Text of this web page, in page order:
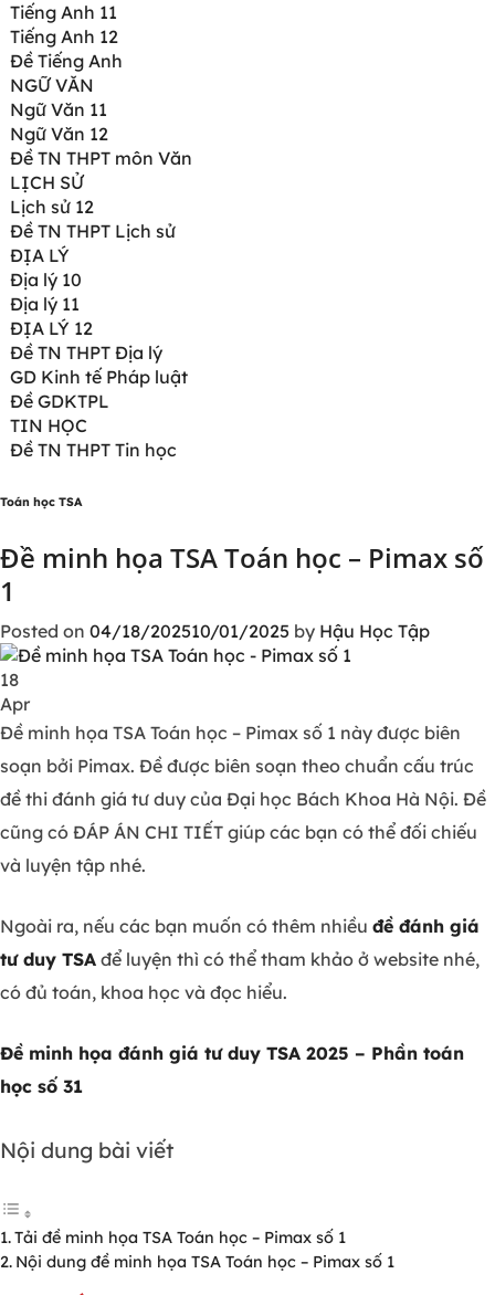
Tiếng Anh 11
Tiếng Anh 12
Đề Tiếng Anh
NGỮ VĂN
Ngữ Văn 11
Ngữ Văn 12
Đề TN THPT môn Văn
LỊCH SỬ
Lịch sử 12
Đề TN THPT Lịch sử
ĐỊA LÝ
Địa lý 10
Địa lý 11
ĐỊA LÝ 12
Đề TN THPT Địa lý
GD Kinh tế Pháp luật
Đề GDKTPL
TIN HỌC
Đề TN THPT Tin học
Toán học TSA
Đề minh họa TSA Toán học – Pimax số
1
Posted on 04/18/202510/01/2025 by Hậu Học Tập
18
Apr
Đề minh họa TSA Toán học – Pimax số 1 này được biên
soạn bởi Pimax. Đề được biên soạn theo chuẩn cấu trúc
đề thi đánh giá tư duy của Đại học Bách Khoa Hà Nội. Đề
cũng có ĐÁP ÁN CHI TIẾT giúp các bạn có thể đối chiếu
và luyện tập nhé.
Ngoài ra, nếu các bạn muốn có thêm nhiều đề đánh giá
tư duy TSA để luyện thì có thể tham khảo ở website nhé,
có đủ toán, khoa học và đọc hiểu.
Đề minh họa đánh giá tư duy TSA 2025 – Phần toán
học số 31
Nội dung bài viết
Tải đề minh họa TSA Toán học – Pimax số 1
Nội dung đề minh họa TSA Toán học – Pimax số 1